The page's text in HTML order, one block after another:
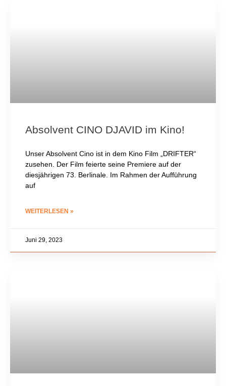
Absolvent CINO DJAVID im Kino!
Unser Absolvent Cino ist in dem Kino Film „DRIFTER“
zusehen. Der Film feierte seine Premiere auf der
diesjährigen 73. Berlinale. Im Rahmen der Aufführung
auf
WEITERLESEN »
Juni 29, 2023